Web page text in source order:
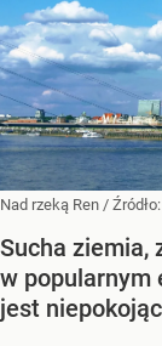
Nad rzeką Ren / Źródło:
Sucha ziemia,
w popularnym
jest